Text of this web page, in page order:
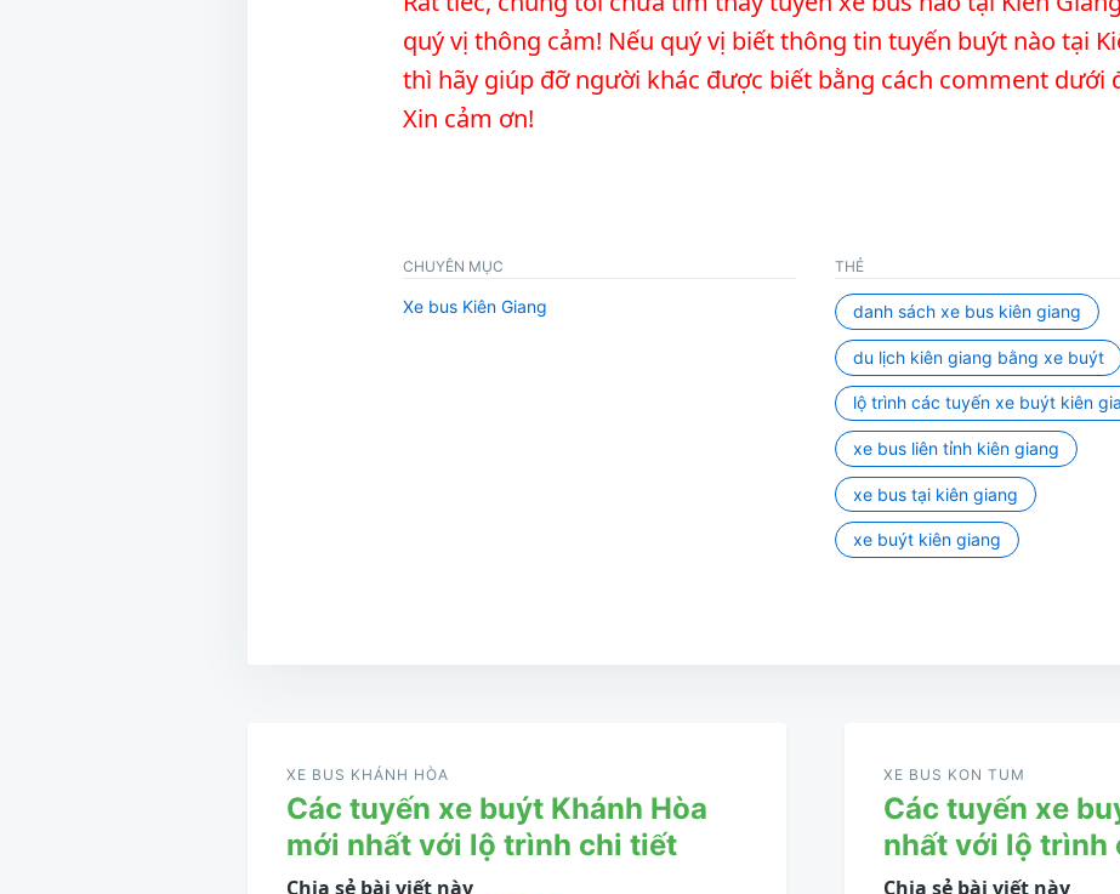
TRÌNH
CHI
TIẾT
quý vị thông cảm! Nếu quý vị biết thông tin tuyến buýt nào tại
thì hãy giúp đỡ người khác được biết bằng cách comment dưới
Xin cảm ơn!
CHUYÊN MỤC
Xe bus Kiên Giang
THẺ
danh sách xe bus kiên giang
du lịch kiên giang bằng xe buýt
lộ trình các tuyến xe buýt kiên
xe bus liên tỉnh kiên giang
xe bus tại kiên giang
xe buýt kiên giang
hướng
bài
XE BUS KHÁNH HÒA
Các tuyến xe buýt Khánh Hòa
mới nhất với lộ trình chi tiết
Chia sẻ bài viết này
XE BUS KON TUM
Các tuyến xe
nhất với lộ trình
Chia sẻ bài viết này